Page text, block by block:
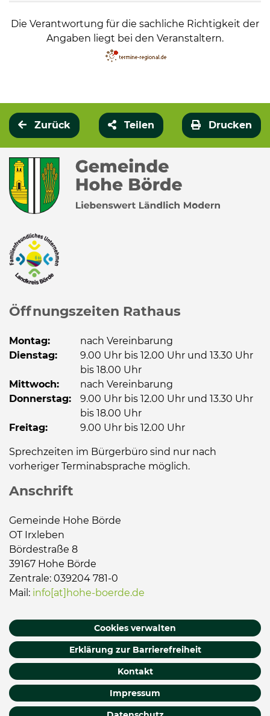
Die Verantwortung für die sachliche Richtigkeit der
Angaben liegt bei den Veranstaltern.
Zurück Teilen Drucken
Öffnungszeiten Rathaus
Montag:
nach Vereinbarung
Dienstag:
9.00 Uhr bis 12.00 Uhr und 13.30 Uhr
bis 18.00 Uhr
Mittwoch:
nach Vereinbarung
Donnerstag: 9.00 Uhr bis 12.00 Uhr und 13.30 Uhr
bis 18.00 Uhr
Freitag:
9.00 Uhr bis 12.00 Uhr
Sprechzeiten im Bürgerbüro sind nur nach
vorheriger Terminabsprache möglich.
Anschrift
Gemeinde Hohe Börde
OT Irxleben
Bördestraße 8
39167 Hohe Börde
Zentrale: 039204 781-0
Mail: info[at]hohe-boerde.de
Cookies verwalten
Erklärung zur Barrierefreiheit
Kontakt
Impressum